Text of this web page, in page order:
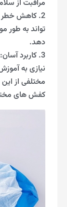
مراقبت از
2. کاهش خطر
تواند به طور
دهد.
3. کاربرد
نیازی به
مختلفی از این
کفش های